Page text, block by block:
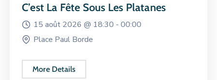
C’est La Fête Sous Les Platanes
15 août 2026 @ 18:30 - 00:00
Place Paul Borde
More Details